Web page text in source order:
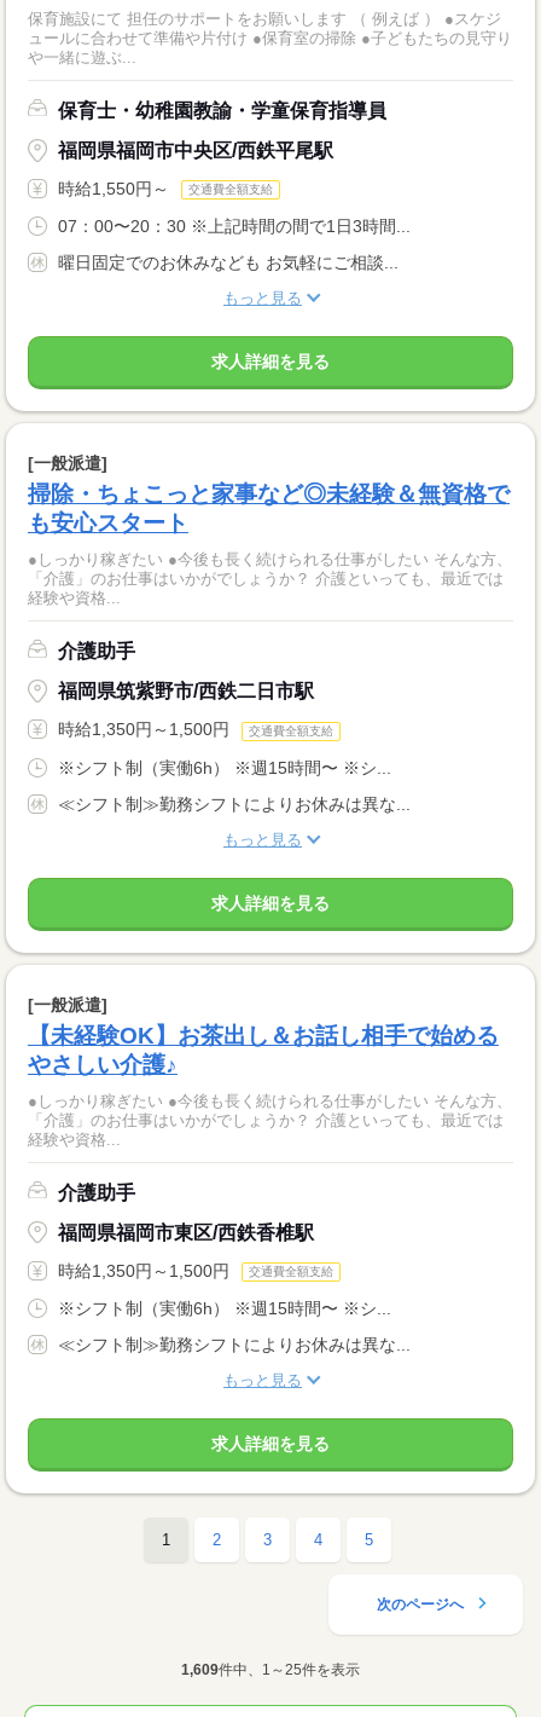
保育施設にて 担任のサポートをお願いします （ 例えば ） ●スケジ
ュールに合わせて準備や片付け ●保育室の掃除 ●子どもたちの見守り
や一緒に遊ぶ...
保育士・幼稚園教諭・学童保育指導員
福岡県福岡市中央区/西鉄平尾駅
時給1,550円～ 交通費全額支給
07：00〜20：30 ※上記時間の間で1日3時間...
曜日固定でのお休みなども お気軽にご相談...
もっと見る
求人詳細を見る
[一般派遣]
掃除・ちょこっと家事など◎未経験＆無資格で
も安心スタート
●しっかり稼ぎたい ●今後も長く続けられる仕事がしたい そんな方、
「介護」のお仕事はいかがでしょうか？ 介護といっても、最近では
経験や資格...
介護助手
福岡県筑紫野市/西鉄二日市駅
時給1,350円～1,500円 交通費全額支給
※シフト制（実働6h） ※週15時間〜 ※シ...
≪シフト制≫勤務シフトによりお休みは異な...
もっと見る
求人詳細を見る
[一般派遣]
【未経験OK】お茶出し＆お話し相手で始める
やさしい介護♪
●しっかり稼ぎたい ●今後も長く続けられる仕事がしたい そんな方、
「介護」のお仕事はいかがでしょうか？ 介護といっても、最近では
経験や資格...
介護助手
福岡県福岡市東区/西鉄香椎駅
時給1,350円～1,500円 交通費全額支給
※シフト制（実働6h） ※週15時間〜 ※シ...
≪シフト制≫勤務シフトによりお休みは異な...
もっと見る
求人詳細を見る
1 2 3 4 5
次のページへ
1,609件中、1～25件を表示